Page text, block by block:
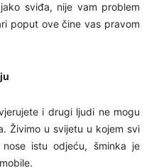
sviđa, nije vam problem
poput ove čine vas pravom
i drugi ljudi ne mogu
Živimo u svijetu u kojem svi
istu odjeću, šminka je